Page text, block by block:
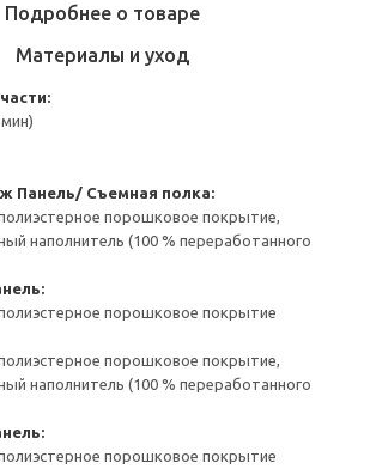
Подробнее о товаре
Материалы и уход
Панель/ Съемная полка:
порошковое покрытие,
наполнитель (100 % переработанного
порошковое покрытие
порошковое покрытие,
наполнитель (100 % переработанного
порошковое покрытие